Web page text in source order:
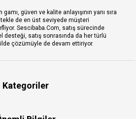
güven ve kalite anlayışının yanı sıra
de en üst seviyede müşteri
Sescibaba.Com, satış sürecinde
desteği, satış sonrasında da her türlü
çözümüyle de devam ettiriyor.
Kategoriler